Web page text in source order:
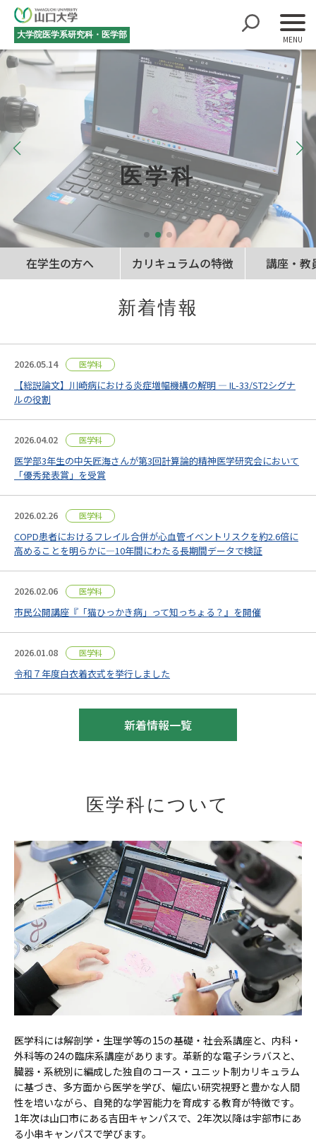
大学院医学系研究科・医学部
医学科
在学生の方へ カリキュラムの特徴 講座・教
新着情報
2026.05.14 医学科
【総説論文】川崎病における炎症増幅機構の解明 ― IL-33/ST2シグナ
ルの役割
2026.04.02 医学科
医学部3年生の中矢匠海さんが第3回計算論的精神医学研究会において
「優秀発表賞」を受賞
2026.02.26 医学科
COPD患者におけるフレイル合併が心血管イベントリスクを約2.6倍に
高めることを明らかに—10年間にわたる長期間データで検証
2026.02.06 医学科
市民公開講座『「猫ひっかき病」って知っちょる？』を開催
2026.01.08 医学科
令和７年度白衣着衣式を挙行しました
新着情報一覧
医学科について
医学科には解剖学・生理学等の15の基礎・社会系講座と、内科・
外科等の24の臨床系講座があります。革新的な電子シラバスと、
臓器・系統別に編成した独自のコース・ユニット制カリキュラム
に基づき、多方面から医学を学び、幅広い研究視野と豊かな人間
性を培いながら、自発的な学習能力を育成する教育が特徴です。
1年次は山口市にある吉田キャンパスで、2年次以降は宇部市にあ
る小串キャンパスで学びます。